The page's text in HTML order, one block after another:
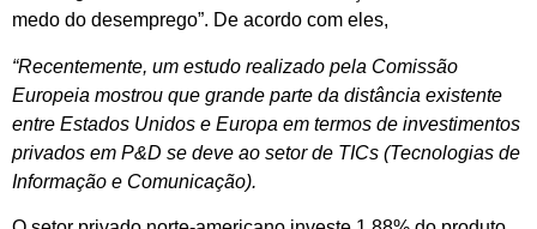
medo do desemprego”. De acordo com eles,
“Recentemente, um estudo realizado pela Comissão
Europeia mostrou que grande parte da distância existente
entre Estados Unidos e Europa em termos de investimentos
privados em P&D se deve ao setor de TICs (Tecnologias de
Informação e Comunicação).